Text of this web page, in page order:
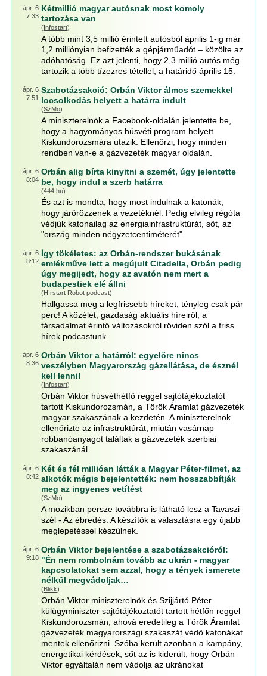
ápr. 6
7:33
Kétmillió magyar autósnak most komoly
tartozása van
(Infostart)
A több mint 3,5 millió érintett autósból április 1-ig már
1,2 milliónyian befizették a gépjárműadót – közölte az
adóhatóság. Ez azt jelenti, hogy 2,3 millió autós még
tartozik a több tízezres tétellel, a határidő április 15.
ápr. 6
7:51
Szabotázsakció: Orbán Viktor álmos szemekkel
locsolkodás helyett a határra indult
(SzMo)
A miniszterelnök a Facebook-oldalán jelentette be,
hogy a hagyományos húsvéti program helyett
Kiskundorozsmára utazik. Ellenőrzi, hogy minden
rendben van-e a gázvezeték magyar oldalán.
ápr. 6
8:04
Orbán alig bírta kinyitni a szemét, úgy jelentette
be, hogy indul a szerb határra
(444.hu)
És azt is mondta, hogy most indulnak a katonák,
hogy járőrözzenek a vezetéknél. Pedig elvileg régóta
védjük katonailag az energiainfrastruktúrát, sőt, az
"ország minden négyzetcentiméterét".
ápr. 6
8:12
Így tökéletes: az Orbán-rendszer bukásának
emlékműve lett a megújult Citadella, Orbán pedig
úgy megijedt, hogy az avatón nem mert a
budapestiek elé állni
(Hírstart Robot podcast)
Hallgassa meg a legfrissebb híreket, tényleg csak pár
perc! A közélet, gazdaság aktuális híreiről, a
társadalmat érintő változásokról röviden szól a friss
hírek podcastunk.
ápr. 6
8:36
Orbán Viktor a határról: egyelőre nincs
veszélyben Magyarország gázellátása, de észnél
kell lenni!
(Infostart)
Orbán Viktor húsvéthétfő reggel sajtótájékoztatót
tartott Kiskundorozsmán, a Török Áramlat gázvezeték
magyar szakaszának a kezdetén. A miniszterelnök
ellenőrizte az infrastruktúrát, miután vasárnap
robbanóanyagot találtak a gázvezeték szerbiai
szakaszánál.
ápr. 6
8:42
Két és fél millióan látták a Magyar Péter-filmet, az
alkotók mégis bejelentették: nem hosszabbítják
meg az ingyenes vetítést
(SzMo)
A mozikban persze továbbra is látható lesz a Tavaszi
szél - Az ébredés. A készítők a választásra egy újabb
meglepetéssel készülnek.
ápr. 6
9:18
Orbán Viktor bejelentése a szabotázsakcióról:
"Én nem rombolnám tovább az ukrán - magyar
kapcsolatokat sem azzal, hogy a tények ismerete
nélkül megvádoljak…
(Blikk)
Orbán Viktor miniszterelnök és Szijjártó Péter
külügyminiszter sajtótájékoztatót tartott hétfőn reggel
Kiskundorozsmán, ahová eredetileg a Török Áramlat
gázvezeték magyarországi szakaszát védő katonákat
mentek ellenőrizni. Szóba került azonban a kampány,
energetikai kérdések, sőt az is kiderült, hogy Orbán
Viktor egyáltalán nem vádolja az ukránokat